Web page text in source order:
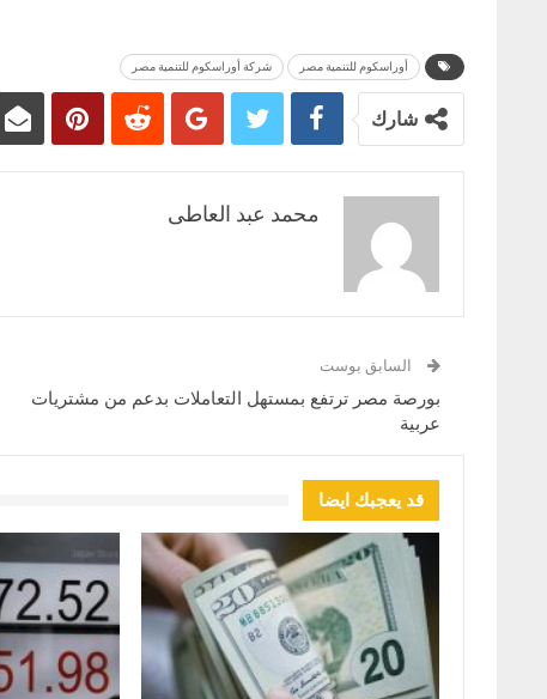
أوراسكوم للتنمية مصر شركة أوراسكوم للتنمية مصر
شارك
محمد عبد العاطى
السابق بوست
بورصة مصر ترتفع بمستهل التعاملات بدعم من مشتريات
عربية
قد يعجبك ايضا